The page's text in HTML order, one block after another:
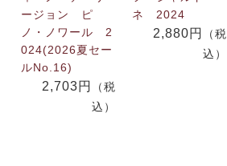
ージョン ピ
ノ・ノワール 2
024(2026夏セー
ルNo.16)
2,703円
（税
込）
ネ 2024
2,880円
（税
込）